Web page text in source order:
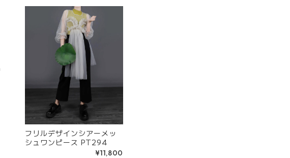
フリルデザインシアーメッ
シュワンピース PT294
¥11,800